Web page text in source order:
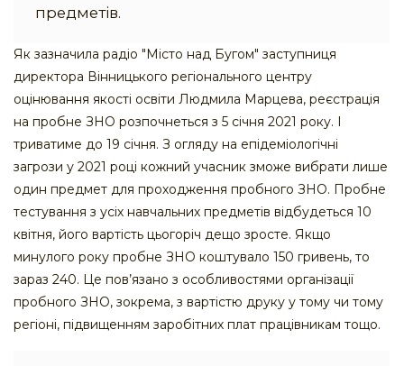
предметів.
Як зазначила радіо "Місто над Бугом" заступниця
директора Вінницького регіонального центру
оцінювання якості освіти Людмила Марцева, реєстрація
на пробне ЗНО розпочнеться з 5 січня 2021 року. І
триватиме до 19 січня. З огляду на епідеміологічні
загрози у 2021 році кожний учасник зможе вибрати лише
один предмет для проходження пробного ЗНО. Пробне
тестування з усіх навчальних предметів відбудеться 10
квітня, його вартість цьогоріч дещо зросте. Якщо
минулого року пробне ЗНО коштувало 150 гривень, то
зараз 240. Це пов’язано з особливостями організації
пробного ЗНО, зокрема, з вартістю друку у тому чи тому
регіоні, підвищенням заробітних плат працівникам тощо.